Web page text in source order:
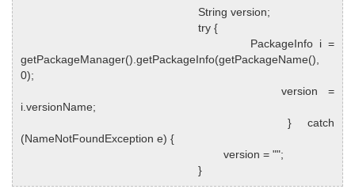
String version;
try {
PackageInfo i =
getPackageManager().getPackageInfo(getPackageName(),
0);
version =
i.versionName;
} catch
(NameNotFoundException e) {
version = "";
}